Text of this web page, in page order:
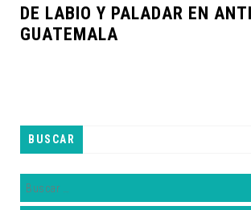
DE LABIO Y PALADAR EN
GUATEMALA
BUSCAR